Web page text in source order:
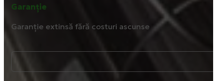
Garanție
Garanție extinsă fără costuri ascunse